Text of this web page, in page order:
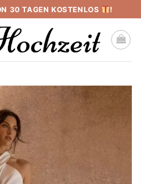
30 TAGEN KOSTENLOS !